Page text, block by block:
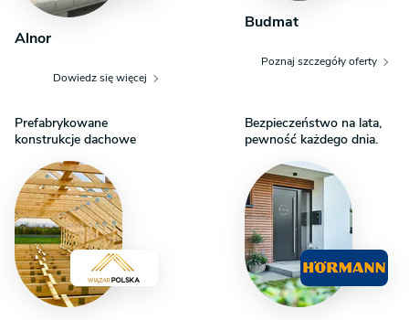
Alnor
Dowiedz się więcej
Budmat
Poznaj szczegóły oferty
Prefabrykowane
konstrukcje dachowe
Bezpieczeństwo na lata,
pewność każdego dnia.